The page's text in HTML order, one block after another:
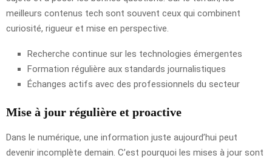
meilleurs contenus tech sont souvent ceux qui combinent
curiosité, rigueur et mise en perspective.
Recherche continue sur les technologies émergentes
Formation régulière aux standards journalistiques
Échanges actifs avec des professionnels du secteur
Mise à jour régulière et proactive
Dans le numérique, une information juste aujourd’hui peut
devenir incomplète demain. C’est pourquoi les mises à jour sont